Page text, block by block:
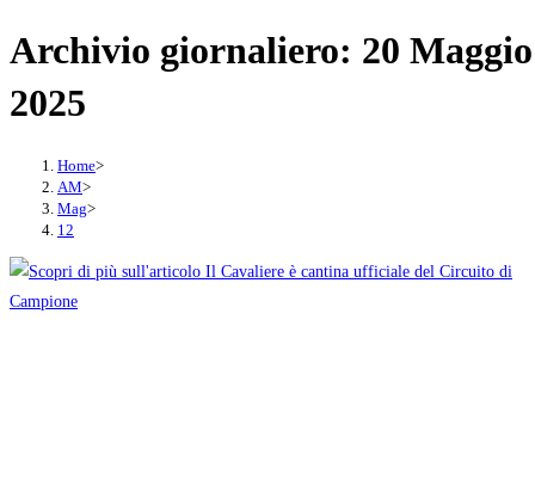
Archivio giornaliero: 20 Maggio
2025
Home>
AM>
Mag>
12